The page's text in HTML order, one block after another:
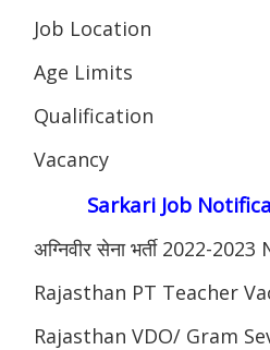
Job Location
Age Limits
Qualification
Vacancy
Sarkari Job
अग्निवीर सेना भर्ती 2022-
Rajasthan PT Teacher
Rajasthan VDO/ Gram